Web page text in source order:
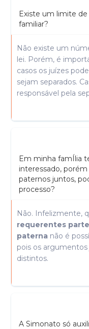
Existe um limite
familiar?
Não existe um
lei. Porém, é
casos os juízes
sejam separados.
responsável pela
Em minha famÍlia
interessado,
paternos juntos,
processo?
Não. Infelizmente,
requerentes
paterna não é
pois os
distintos.
A Simonato só